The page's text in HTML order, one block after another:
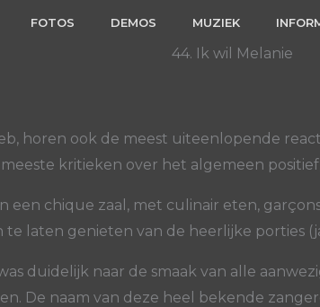
FOTOS DEMOS MUZIEK
44. Ik wil Melanie
horen ook de meest uiteenlopende
kritieken over het algemeen
een chique zaal, met culinair eten,
te laten genieten van de heerlijke porties
duidelijk naar de smaak van alle
De naam van deze heel bekende